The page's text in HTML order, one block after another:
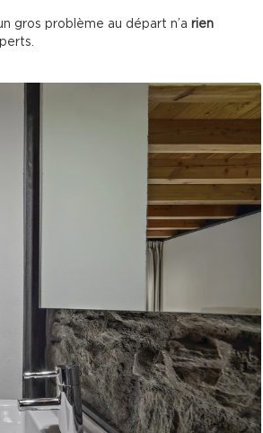
gros problème au départ n’a rien